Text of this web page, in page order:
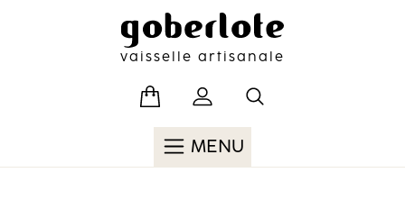
vaisselle artisanale
MENU